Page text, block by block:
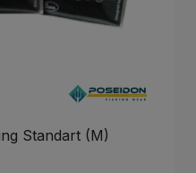
Standart (M)